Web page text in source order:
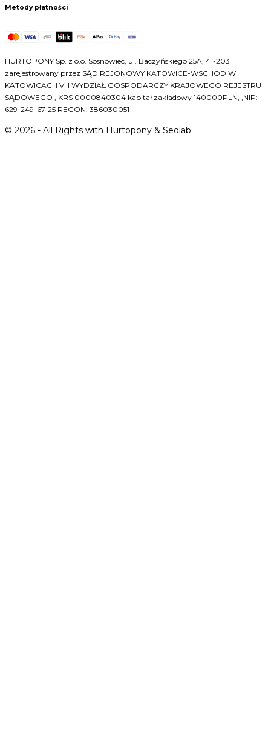
Metody płatności
HURTOPONY Sp. z o.o. Sosnowiec, ul. Baczyńskiego 25A, 41-203
zarejestrowany przez SĄD REJONOWY KATOWICE-WSCHÓD W
KATOWICACH VIII WYDZIAŁ GOSPODARCZY KRAJOWEGO REJESTRU
SĄDOWEGO , KRS 0000840304 kapitał zakładowy 140000PLN, ,NIP:
629-249-67-25 REGON: 386030051
© 2026 - All Rights with Hurtopony & Seolab